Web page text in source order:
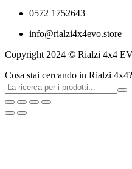
0572 1752643
info@rialzi4x4evo.store
Copyright 2024 © Rialzi 4x4
Cosa stai cercando in Rialzi 4x4?